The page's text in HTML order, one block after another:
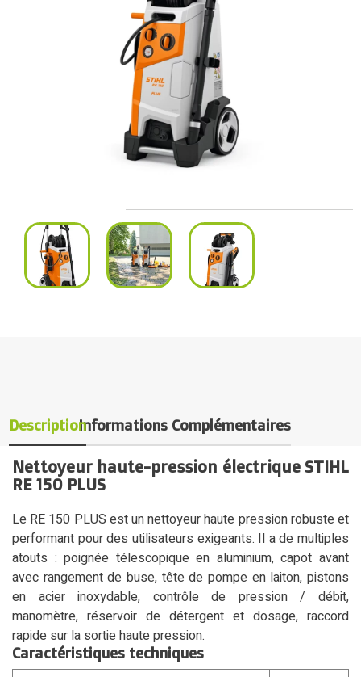
DescriptionInformations Complémentaires
Nettoyeur haute-pression électrique STIHL
RE 150 PLUS
Le RE 150 PLUS est un nettoyeur haute pression robuste et
performant pour des utilisateurs exigeants. Il a de multiples
atouts : poignée télescopique en aluminium, capot avant
avec rangement de buse, tête de pompe en laiton, pistons
en acier inoxydable, contrôle de pression / débit,
manomètre, réservoir de détergent et dosage, raccord
rapide sur la sortie haute pression.
Caractéristiques techniques